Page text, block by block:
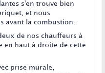
s'en trouve bien
et nous
avant la combustion.
de nos chauffeurs à
en haut à droite de cette
prise murale,